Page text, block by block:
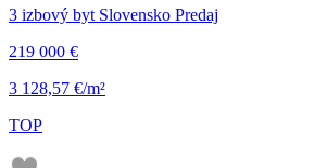
3 izbový byt Slovensko Predaj
219 000 €
3 128,57 €/m²
TOP